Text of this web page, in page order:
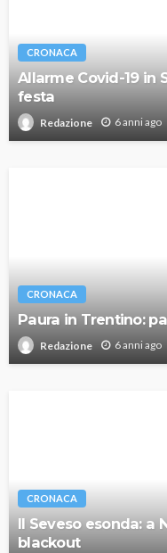
CRONACA
Allarme Covid-19 in
festa
Redazione 6 anni ago
CRONACA
Paura in Trentino:
Redazione 6 anni ago
CRONACA
Il Seveso esonda: a
blackout